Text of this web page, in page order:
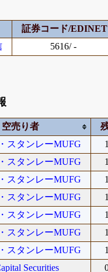
証券コード/EDINET
5616/ -
空売り者
スタンレーMUFG
スタンレーMUFG
スタンレーMUFG
スタンレーMUFG
スタンレーMUFG
スタンレーMUFG
スタンレーMUFG
Securities